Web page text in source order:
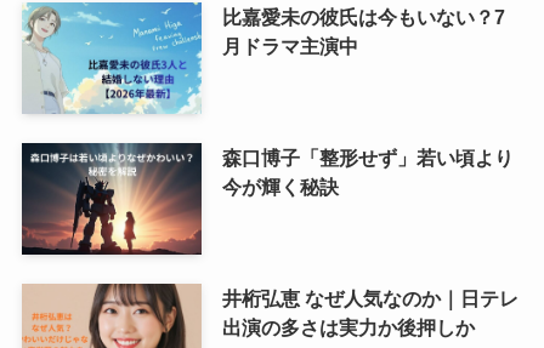
比嘉愛未の彼氏は今もいない？7
月ドラマ主演中
森口博子「整形せず」若い頃より
今が輝く秘訣
井桁弘恵 なぜ人気なのか｜日テレ
出演の多さは実力か後押しか